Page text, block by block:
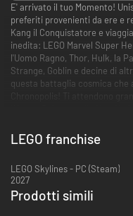
E' arrivato il tuo Momento!
preferiti provenienti da ere e
Kang il Conquistatore e
inedita: LEGO Marvel Super
l'Uomo Ragno, Thor, Hulk, la
Strange, Goblin e decine di
questa battaglia cosmica
West, a Sakaar e alla New
con te oggetti e personaggi
modalità di combattimento,
serie di sfide a tema in
LEGO franchise
LEGO Skylines - PC (Steam)
2027
Prodotti simili